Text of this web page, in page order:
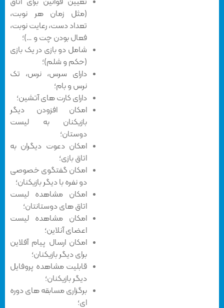
(مثل زمان هر نوبت،
تعداد دست، رعایت نوبت،
فعال بودن چت و …)؛
شامل دو بازی در یک بازی
(حکم و شلم)؛
دارای سرس، نرس، تک
نرس و بام؛
دارای کارت های آتشین؛
امکان افزودن دیگر
بازیکنان به لیست
دوستان؛
امکان دعوت دیگران به
اتاق بازی؛
امکان گفتگوی خصوصی
دو نفره با دیگر بازیکنان؛
امکان مشاهده لیست
اتاق های دوستانتان؛
امکان مشاهده لیست
اعضای آنلاین؛
امکان ارسال پیام آفلاین
برای دیگر بازیکنان؛
قابلیت مشاهده پروفایل
دیگر بازیکنان؛
برگزاری مسابقه های دوره